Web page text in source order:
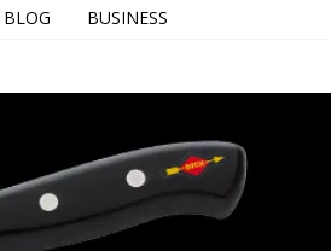
BLOG BUSINESS